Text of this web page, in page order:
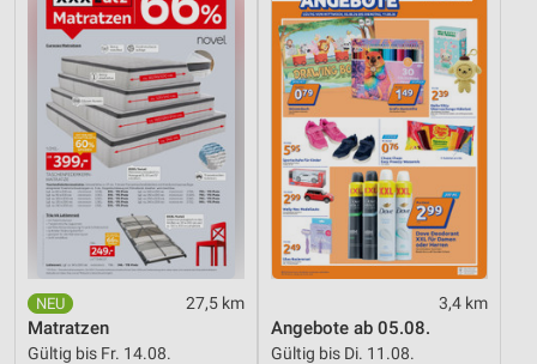
27,5 km
Matratzen
Gültig bis Fr. 14.08.
3,4 km
Angebote ab 05.08.
Gültig bis Di. 11.08.